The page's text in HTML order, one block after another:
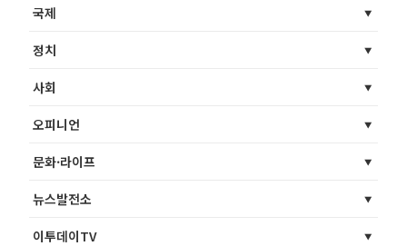
국제
정치
사회
오피니언
문화·라이프
뉴스발전소
이투데이TV